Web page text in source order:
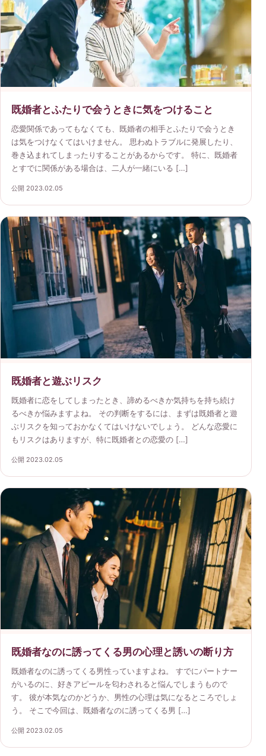
既婚者とふたりで会うときに気をつけること
恋愛関係であってもなくても、既婚者の相手とふたりで会うとき
は気をつけなくてはいけません。 思わぬトラブルに発展したり、
巻き込まれてしまったりすることがあるからです。 特に、既婚者
とすでに関係がある場合は、二人が一緒にいる […]
公開 2023.02.05
既婚者と遊ぶリスク
既婚者に恋をしてしまったとき、諦めるべきか気持ちを持ち続け
るべきか悩みますよね。 その判断をするには、まずは既婚者と遊
ぶリスクを知っておかなくてはいけないでしょう。 どんな恋愛に
もリスクはありますが、特に既婚者との恋愛の […]
公開 2023.02.05
既婚者なのに誘ってくる男の心理と誘いの断り方
既婚者なのに誘ってくる男性っていますよね。 すでにパートナー
がいるのに、好きアピールを匂わされると悩んでしまうもので
す。 彼が本気なのかどうか、男性の心理は気になるところでしょ
う。 そこで今回は、既婚者なのに誘ってくる男 […]
公開 2023.02.05